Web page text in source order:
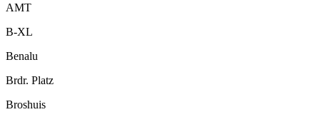
AMT
B-XL
Benalu
Brdr. Platz
Broshuis